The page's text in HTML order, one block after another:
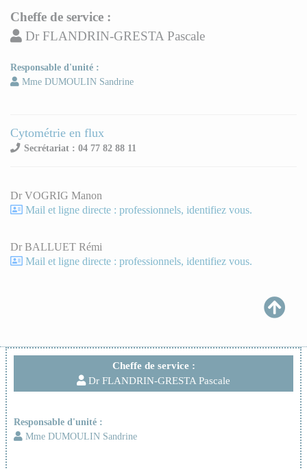
Cheffe de service :
Dr FLANDRIN-GRESTA Pascale
Responsable d'unité :
Mme DUMOULIN Sandrine
Cheffe de service :
Dr FLANDRIN-GRESTA Pascale
Responsable d'unité :
Mme DUMOULIN Sandrine
Cytométrie en flux
Secrétariat : 04 77 82 88 11
Dr VOGRIG Manon
Mail et ligne directe : professionnels, identifiez vous.
Dr BALLUET Rémi
Mail et ligne directe : professionnels, identifiez vous.